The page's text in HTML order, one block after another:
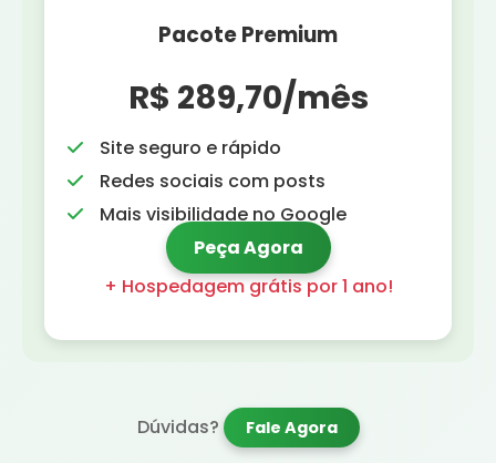
Pacote Premium
R$ 289,70/mês
Site seguro e rápido
Redes sociais com posts
Mais visibilidade no Google
Peça Agora
+ Hospedagem grátis por 1 ano!
Dúvidas? Fale Agora